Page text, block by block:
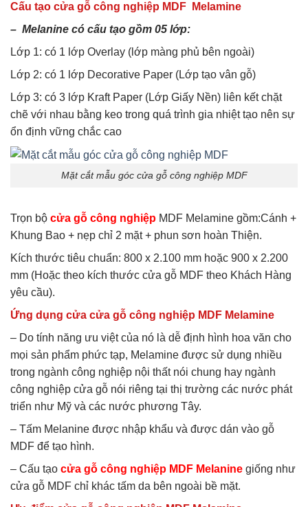
Cấu tạo cửa gỗ công nghiệp MDF Melamine
– Melanine có cấu tạo gồm 05 lớp:
Lớp 1: có 1 lớp Overlay (lớp màng phủ bên ngoài)
Lớp 2: có 1 lớp Decorative Paper (Lớp tạo vân gỗ)
Lớp 3: có 3 lớp Kraft Paper (Lớp Giấy Nền) liên kết chặt
chẽ với nhau bằng keo trong quá trình gia nhiệt tạo nên sự
ổn định vững chắc cao
Mặt cắt mẫu góc cửa gỗ công nghiệp MDF
Trọn bộ cửa gỗ công nghiệp MDF Melamine gồm:Cánh +
Khung Bao + nẹp chỉ 2 mặt + phun sơn hoàn Thiện.
Kích thước tiêu chuẩn: 800 x 2.100 mm hoặc 900 x 2.200
mm (Hoặc theo kích thước cửa gỗ MDF theo Khách Hàng
yêu cầu).
Ứng dụng cửa cửa gỗ công nghiệp MDF Melamine
– Do tính năng ưu việt của nó là dễ định hình hoa văn cho
mọi sản phẩm phức tạp, Melamine được sử dụng nhiều
trong ngành công nghiệp nội thất nói chung hay ngành
công nghiệp cửa gỗ nói riêng tại thị trường các nước phát
triển như Mỹ và các nước phương Tây.
– Tấm Melanine được nhập khẩu và được dán vào gỗ
MDF để tạo hình.
– Cấu tạo cửa gỗ công nghiệp MDF Melanine giống như
cửa gỗ MDF chỉ khác tấm da bên ngoài bề mặt.